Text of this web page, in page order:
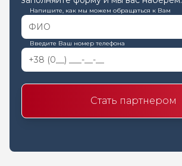
Напишите, как мы можем обращаться к Вам
Введите Ваш номер телефона
Стать партнером